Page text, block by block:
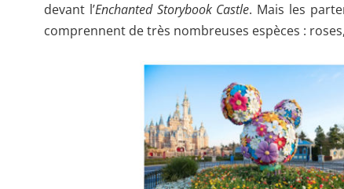
devant l’Enchanted Storybook Castle. Mais les
comprennent de très nombreuses espèces :